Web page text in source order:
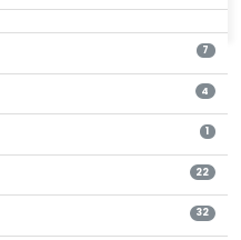
7
4
1
22
32